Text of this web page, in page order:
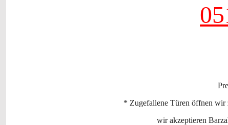
* Zugefallene Türen öffnen wir
wir akzeptieren